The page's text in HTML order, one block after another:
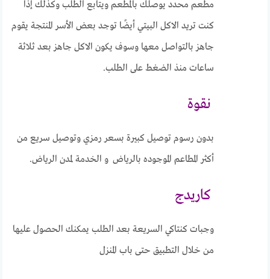
مطعم محدد يوصلك بالمطعم ويتابع الطلب وكذلك إذا
كنت تريد الاكل البيتي أيضًا توجد بعض الأسر المنتجة يقوم
جاهز بالتواصل معها وسوف يكون الاكل جاهز بعد ثلاثة
ساعات منذ الضغط على الطلب.
نقوة
بدون رسوم توصيل كبيرة بسعر رمزي وتوصيل سريع من
أكثر المطاعم الموجوده بالرياض و الخدمة لمدن الرياض.
كاريدج
وجبات كنتاكي السريعة بعد الطلب يمكنك الحصول عليها
من خلال التطبيق حتى باب المنزل